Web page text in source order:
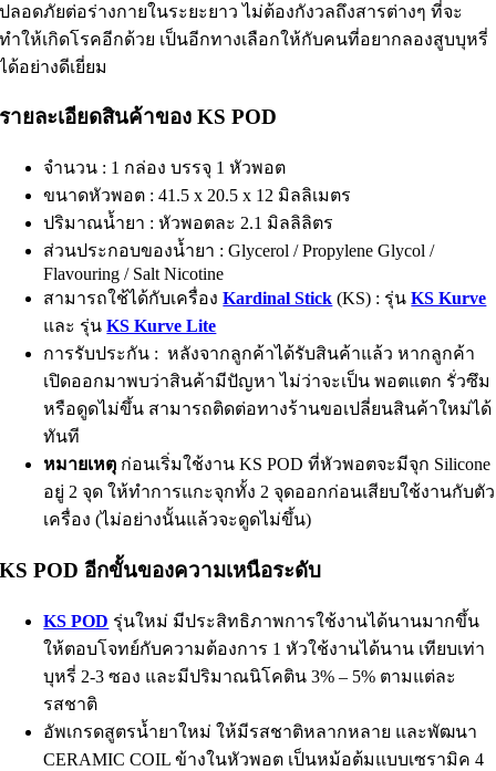
ปลอดภัยต่อร่างกายในระยะยาว ไม่ต้องกังวลถึงสารต่างๆ ที่จะ
ทำให้เกิดโรคอีกด้วย เป็นอีกทางเลือกให้กับคนที่อยากลองสูบบุหรี่
ได้อย่างดีเยี่ยม
รายละเอียดสินค้าของ KS POD
จำนวน : 1 กล่อง บรรจุ 1 หัวพอต
ขนาดหัวพอต : 41.5 x 20.5 x 12 มิลลิเมตร
ปริมาณน้ำยา : หัวพอตละ 2.1 มิลลิลิตร
ส่วนประกอบของน้ำยา : Glycerol / Propylene Glycol /
Flavouring / Salt Nicotine
สามารถใช้ได้กับเครื่องKardinal Stick (KS) : รุ่นKS Kurve
และ รุ่นKS Kurve Lite
การรับประกัน : หลังจากลูกค้าได้รับสินค้าแล้ว หากลูกค้า
เปิดออกมาพบว่าสินค้ามีปัญหา ไม่ว่าจะเป็น พอตแตก รั่วซึม
หรือดูดไม่ขึ้น สามารถติดต่อทางร้านขอเปลี่ยนสินค้าใหม่ได้
ทันที
หมายเหตุ ก่อนเริ่มใช้งาน KS POD ที่หัวพอตจะมีจุก Silicone
อยู่ 2 จุด ให้ทำการแกะจุกทั้ง 2 จุดออกก่อนเสียบใช้งานกับตัว
เครื่อง (ไม่อย่างนั้นแล้วจะดูดไม่ขึ้น)
KS POD อีกขั้นของความเหนือระดับ
KS POD รุ่นใหม่ มีประสิทธิภาพการใช้งานได้นานมากขึ้น
ให้ตอบโจทย์กับความต้องการ 1 หัวใช้งานได้นาน เทียบเท่า
บุหรี่ 2-3 ซอง และมีปริมาณนิโคติน 3% – 5% ตามแต่ละ
รสชาติ
อัพเกรดสูตรน้ำยาใหม่ ให้มีรสชาติหลากหลาย และพัฒนา
CERAMIC COIL ข้างในหัวพอต เป็นหม้อต้มแบบเซรามิค 4